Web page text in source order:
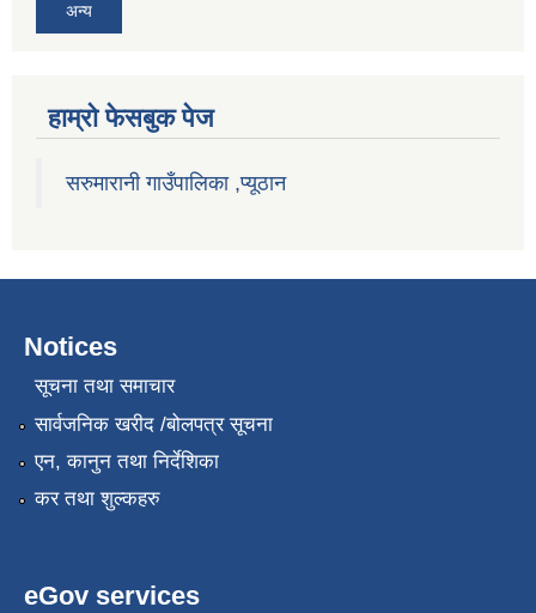
अन्य
हाम्राे फेसबुक पेज
सरुमारानी गाउँपालिका ,प्यूठान
Notices
सूचना तथा समाचार
सार्वजनिक खरीद /बोलपत्र सूचना
एन, कानुन तथा निर्देशिका
कर तथा शुल्कहरु
eGov services